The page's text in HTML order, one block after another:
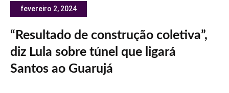
fevereiro 2, 2024
“Resultado de construção coletiva”,
diz Lula sobre túnel que ligará
Santos ao Guarujá